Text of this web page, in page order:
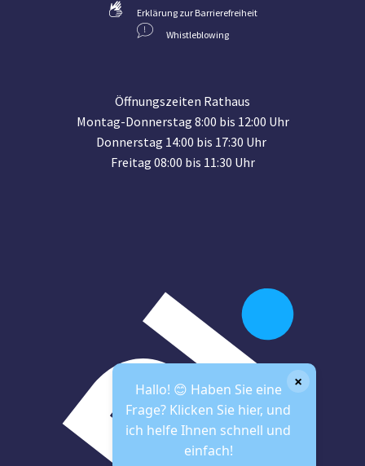
Erklärung zur Barrierefreiheit
Whistleblowing
Öffnungszeiten Rathaus
Montag-Donnerstag 8:00 bis 12:00 Uhr
Donnerstag 14:00 bis 17:30 Uhr
Freitag 08:00 bis 11:30 Uhr
Hallo! 😊 Haben Sie eine
Frage? Klicken Sie hier, und
ich helfe Ihnen schnell und
einfach!
×